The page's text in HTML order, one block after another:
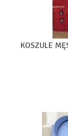
KOSZULE